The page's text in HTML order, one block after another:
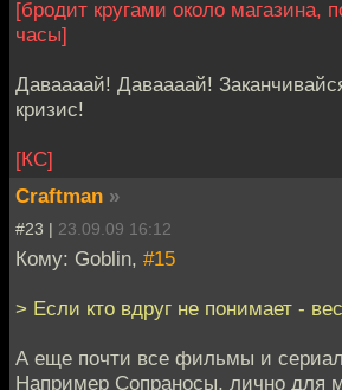
[бродит кругами около магазина,
часы]
Даваааай! Даваааай!
кризис!
[КС]
Craftman »
#23 | 23.09.09 16:12
Кому: Goblin, #15
> Если кто вдруг не понимает -
А еще почти все фильмы и
Например Сопраносы, лично для